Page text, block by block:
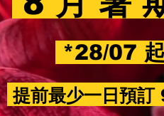
*28/07
提前最少一日預